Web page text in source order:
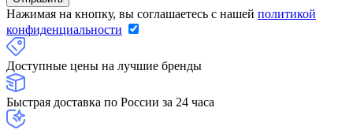
Нажимая на кнопку, вы соглашаетесь с нашей политикой
конфиденциальности
Доступные цены на лучшие бренды
Быстрая доставка по России за 24 часа